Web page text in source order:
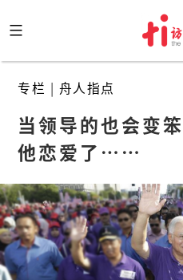
to
content
专栏 | 舟人指点
当领导的也会变
他恋爱了……